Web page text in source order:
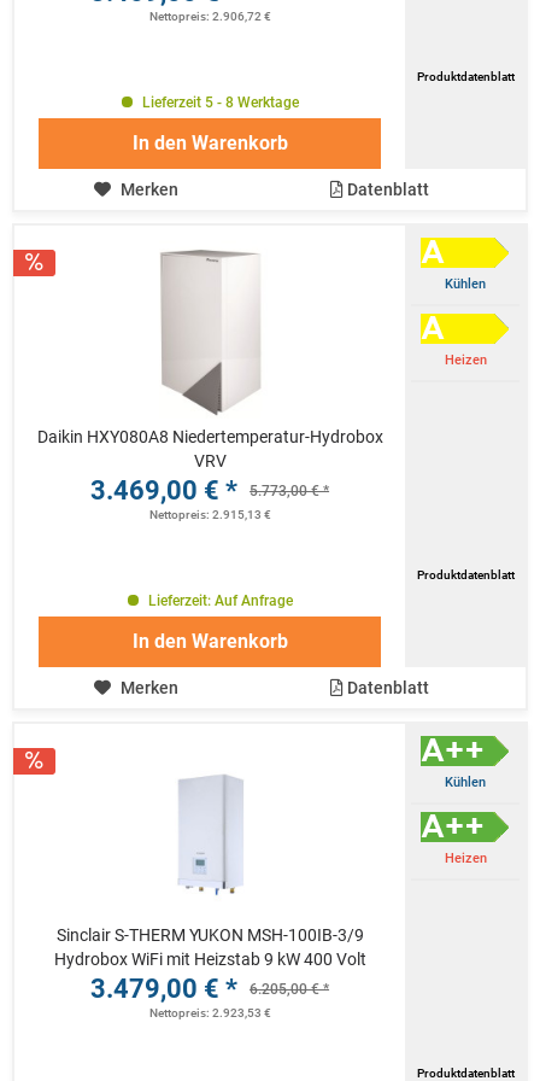
Nettopreis: 2.906,72 €
Produktdatenblatt
Lieferzeit 5 - 8 Werktage
In den Warenkorb
Merken Datenblatt
Daikin HXY080A8 Niedertemperatur-Hydrobox
VRV
3.469,00 € * 5.773,00 € *
Nettopreis: 2.915,13 €
Kühlen
Heizen
Produktdatenblatt
Lieferzeit: Auf Anfrage
In den Warenkorb
Merken Datenblatt
Sinclair S-THERM YUKON MSH-100IB-3/9
Hydrobox WiFi mit Heizstab 9 kW 400 Volt
3.479,00 € * 6.205,00 € *
Nettopreis: 2.923,53 €
Kühlen
Heizen
Produktdatenblatt